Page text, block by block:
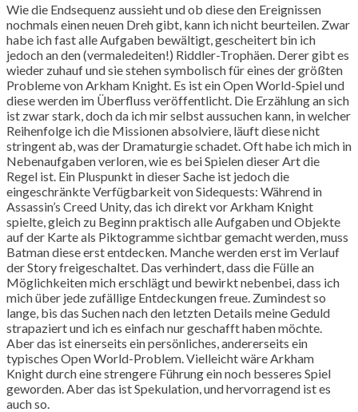
Wie die Endsequenz aussieht und ob diese den Ereignissen
nochmals einen neuen Dreh gibt, kann ich nicht beurteilen. Zwar
habe ich fast alle Aufgaben bewältigt, gescheitert bin ich
jedoch an den (vermaledeiten!) Riddler-Trophäen. Derer gibt es
wieder zuhauf und sie stehen symbolisch für eines der größten
Probleme von Arkham Knight. Es ist ein Open World-Spiel und
diese werden im Überfluss veröffentlicht. Die Erzählung an sich
ist zwar stark, doch da ich mir selbst aussuchen kann, in welcher
Reihenfolge ich die Missionen absolviere, läuft diese nicht
stringent ab, was der Dramaturgie schadet. Oft habe ich mich in
Nebenaufgaben verloren, wie es bei Spielen dieser Art die
Regel ist. Ein Pluspunkt in dieser Sache ist jedoch die
eingeschränkte Verfügbarkeit von Sidequests: Während in
Assassin’s Creed Unity, das ich direkt vor Arkham Knight
spielte, gleich zu Beginn praktisch alle Aufgaben und Objekte
auf der Karte als Piktogramme sichtbar gemacht werden, muss
Batman diese erst entdecken. Manche werden erst im Verlauf
der Story freigeschaltet. Das verhindert, dass die Fülle an
Möglichkeiten mich erschlägt und bewirkt nebenbei, dass ich
mich über jede zufällige Entdeckungen freue. Zumindest so
lange, bis das Suchen nach den letzten Details meine Geduld
strapaziert und ich es einfach nur geschafft haben möchte.
Aber das ist einerseits ein persönliches, andererseits ein
typisches Open World-Problem. Vielleicht wäre Arkham
Knight durch eine strengere Führung ein noch besseres Spiel
geworden. Aber das ist Spekulation, und hervorragend ist es
auch so.